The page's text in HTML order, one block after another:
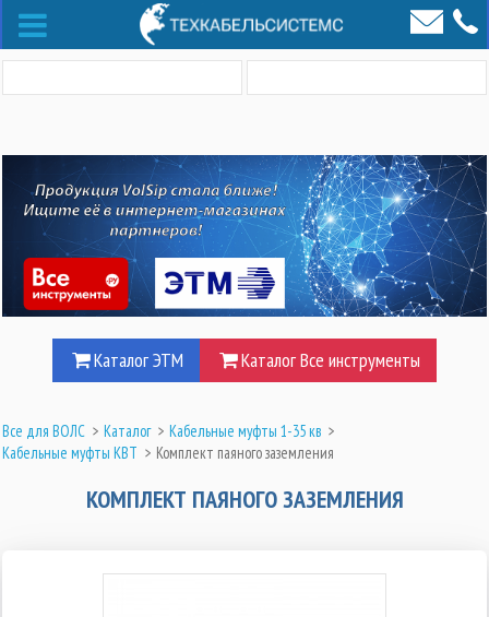
Каталог ЭТМ Каталог Все инструменты
Все для ВОЛС > Каталог > Кабельные муфты 1-35 кв >
Кабельные муфты КВТ > Комплект паяного заземления
КОМПЛЕКТ ПАЯНОГО ЗАЗЕМЛЕНИЯ